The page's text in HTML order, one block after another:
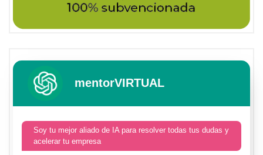
mentorVIRTUAL
Soy tu mejor aliado de IA para resolver todas tus dudas y
acelerar tu empresa